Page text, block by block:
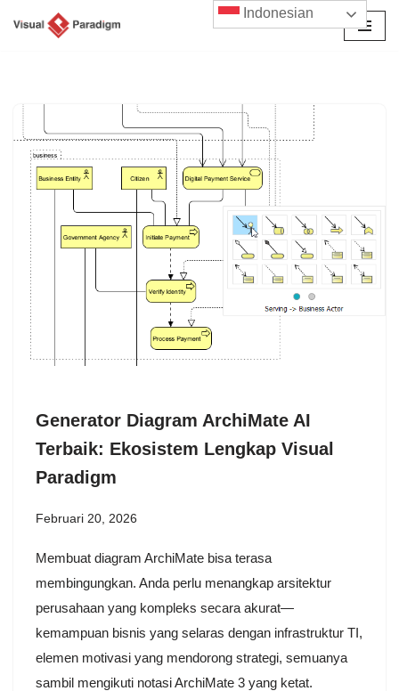
Generator Diagram ArchiMate AI
Terbaik: Ekosistem Lengkap Visual
Paradigm
Februari 20, 2026
Membuat diagram ArchiMate bisa terasa
membingungkan. Anda perlu menangkap arsitektur
perusahaan yang kompleks secara akurat—
kemampuan bisnis yang selaras dengan infrastruktur TI,
elemen motivasi yang mendorong strategi, semuanya
sambil mengikuti notasi ArchiMate 3 yang ketat.
Indonesian